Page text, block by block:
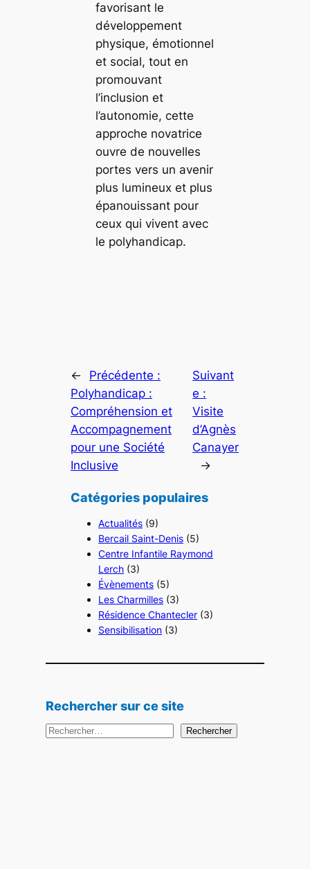
favorisant le
développement
physique, émotionnel
et social, tout en
promouvant
l’inclusion et
l’autonomie, cette
approche novatrice
ouvre de nouvelles
portes vers un avenir
plus lumineux et plus
épanouissant pour
ceux qui vivent avec
le polyhandicap.
←
Précédente :
Polyhandicap :
Compréhension et
Accompagnement
pour une Société
Inclusive
Suivant
e :
Visite
d’Agnès
Canayer
→
Catégories populaires
Actualités (9)
Bercail Saint-Denis (5)
Centre Infantile Raymond
Lerch (3)
Évènements (5)
Les Charmilles (3)
Résidence Chantecler (3)
Sensibilisation (3)
Rechercher sur ce site
R
Rechercher